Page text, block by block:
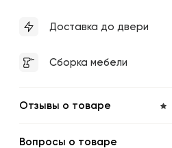
Доставка до двери
Сборка мебели
Отзывы о товаре
Вопросы о товаре